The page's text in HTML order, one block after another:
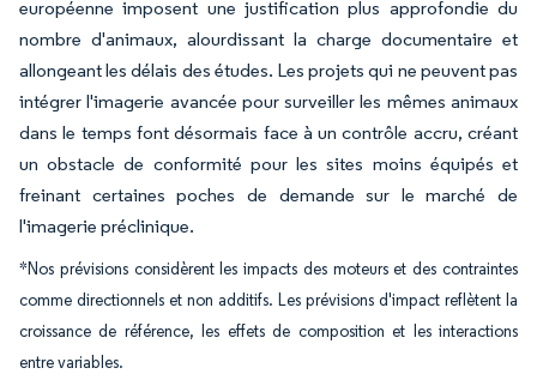
européenne imposent une justification plus approfondie du
nombre d'animaux, alourdissant la charge documentaire et
allongeant les délais des études. Les projets qui ne peuvent pas
intégrer l'imagerie avancée pour surveiller les mêmes animaux
dans le temps font désormais face à un contrôle accru, créant
un obstacle de conformité pour les sites moins équipés et
freinant certaines poches de demande sur le marché de
l'imagerie préclinique.
*Nos prévisions considèrent les impacts des moteurs et des contraintes
comme directionnels et non additifs. Les prévisions d'impact reflètent la
croissance de référence, les effets de composition et les interactions
entre variables.